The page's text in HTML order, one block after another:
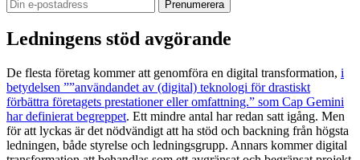
Ledningens stöd avgörande
De flesta företag kommer att genomföra en digital transformation, i
betydelsen ””användandet av (digital) teknologi för drastiskt
förbättra företagets prestationer eller omfattning.” som Cap Gemini
har definierat begreppet. Ett mindre antal har redan satt igång. Men
för att lyckas är det nödvändigt att ha stöd och backning från högsta
ledningen, både styrelse och ledningsgrupp. Annars kommer digital